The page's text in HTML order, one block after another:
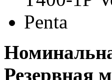
Резервная